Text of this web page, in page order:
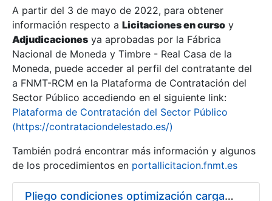
Show/Hide
Show/Hide
A partir del 3 de mayo de 2022, para obtener
información respecto a Licitaciones en curso y
Adjudicaciones ya aprobadas por la Fábrica
Nacional de Moneda y Timbre - Real Casa de la
Moneda, puede acceder al perfil del contratante del
a FNMT-RCM en la Plataforma de Contratación del
Sector Público accediendo en el siguiente link:
Plataforma de Contratación del Sector Público
(https://contrataciondelestado.es/)
También podrá encontrar más información y algunos
de los procedimientos en portallicitacion.fnmt.es
Pliego condiciones optimización cargas compras firmado